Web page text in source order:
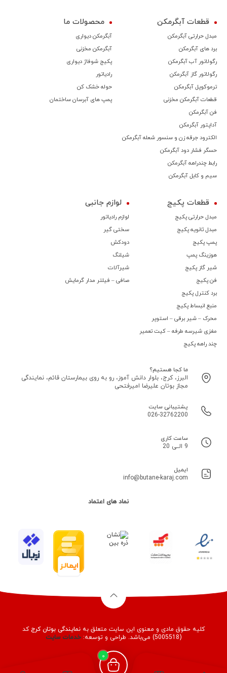
0
قطعات آبگرمکن
مبدل حرارتی آبگرمکن
برد های آبگرمکن
رگولاتور آب آبگرمکن
رگولاتور گاز آبگرمکن
ترموكوپل آبگرمکن
قطعات آبگرمکن مخزنی
فن آبگرمکن
آداپتور آبگرمکن
الکترود جرقه زن و سنسور شعله آبگرمکن
حسگر فشار دود آبگرمکن
رابط چندراهه آبگرمکن
سیم و کابل آبگرمکن
محصولات ما
آبگرمکن دیواری
آبگرمکن مخزنی
پکیج شوفاژ دیواری
رادیاتور
حوله خشک کن
پمپ های آبرسان ساختمان
قطعات پکیج
مبدل حرارتی پکیج
مبدل ثانویه پکیج
پمپ پکیج
هوزینگ پمپ
شیر گاز پکیج
فن پکیج
برد کنترل پکیج
منبع انبساط پکیج
محرک – شیر برقی – استوپر
مغزی شیرسه طرفه – کیت تعمیر
چند راهه پکیج
لوازم جانبی
لوازم رادیاتور
سختی گیر
دودکش
شیلنگ
شیرآلات
صافی – فیلتر مدار گرمایش
ما کجا هستیم؟
البرز، کرج، بلوار دانش آموز، رو به روی بیمارستان قائم، نمایندگی
مجاز بوتان علیرضا امیرفتحی
پشتیبانی سایت
026-32762200
ساعت کاری
9 الــی 20
ایمیل
info@butane-karaj.com
نماد های اعتماد
کلیه حقوق مادی و معنوی این سایت متعلق به نمایندگی بوتان کرجکد
(5005518) می‌باشد. طراحی و توسعه:
خدماتسایت